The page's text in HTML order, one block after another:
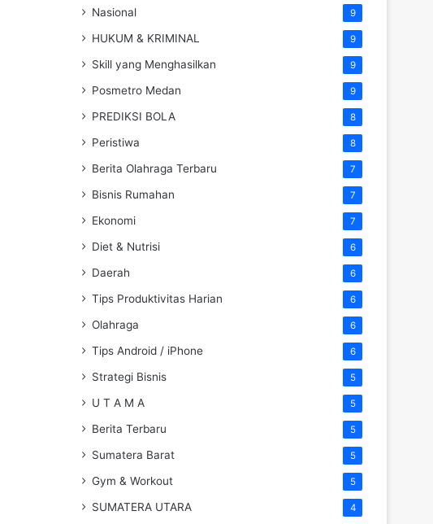
Nasional 9
HUKUM & KRIMINAL 9
Skill yang Menghasilkan 9
Posmetro Medan 9
PREDIKSI BOLA 8
Peristiwa 8
Berita Olahraga Terbaru 7
Bisnis Rumahan 7
Ekonomi 7
Diet & Nutrisi 6
Daerah 6
Tips Produktivitas Harian 6
Olahraga 6
Tips Android / iPhone 6
Strategi Bisnis 5
U T A M A 5
Berita Terbaru 5
Sumatera Barat 5
Gym & Workout 5
SUMATERA UTARA 4